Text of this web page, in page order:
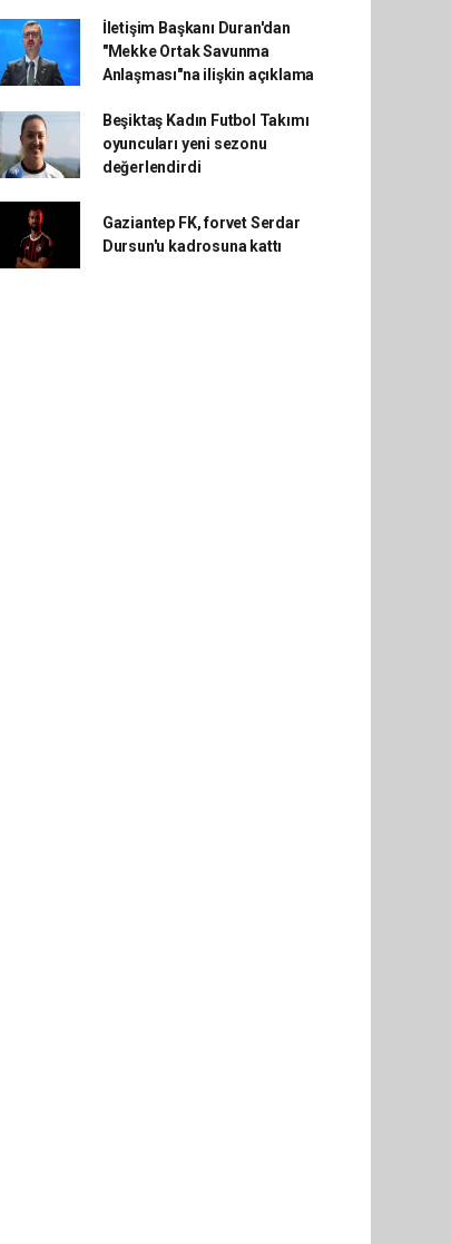
İletişim Başkanı Duran'dan
"Mekke Ortak Savunma
Anlaşması"na ilişkin açıklama
Beşiktaş Kadın Futbol Takımı
oyuncuları yeni sezonu
değerlendirdi
Gaziantep FK, forvet Serdar
Dursun'u kadrosuna kattı